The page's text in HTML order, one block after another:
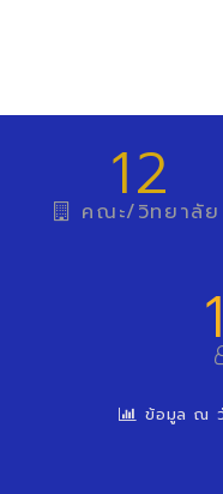
12
คณะ/วิทยาลัย
ข้อมูล ณ